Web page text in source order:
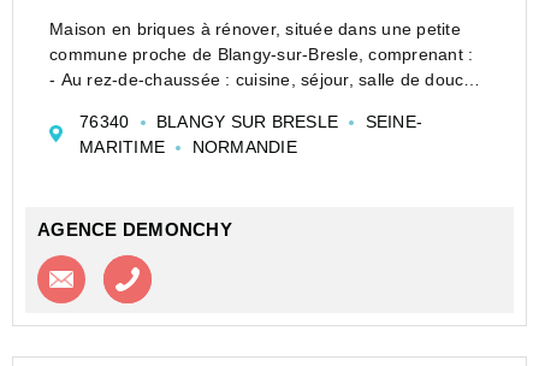
Maison en briques à rénover, située dans une petite
commune proche de Blangy-sur-Bresle, comprenant :
- Au rez-de-chaussée : cuisine, séjour, salle de douche
- À l'étage : chambre palière desservant une pièce.
Cave.
76340 BLANGY SUR BRESLE
SEINE-
MARITIME
NORMANDIE
AGENCE DEMONCHY
Contacter l'agence